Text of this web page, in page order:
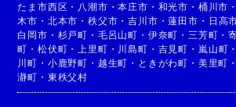
たま市西区 ・ 八潮市 ・本庄市 ・ 和光市 ・ 桶川市
木市 ・ 北本市 ・秩父市 ・吉川市 ・蓮田市 ・ 日高
白岡市 ・ 杉戸町 ・ 毛呂山町 ・ 伊奈町 ・ 三芳町 ・
町 ・松伏町 ・ 上里町 ・ 川島町 ・ 吉見町 ・ 嵐山町
川町 ・ 小鹿野町 ・ 越生町 ・ ときがわ町 ・ 美里町 ・
瀞町 ・ 東秩父村